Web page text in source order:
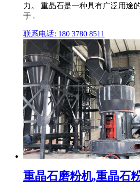
力。 重晶石是一种具有广泛用途
于 .
联系电话: 180 3780 8511
重晶石磨粉机,重晶石